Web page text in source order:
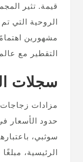
قيمة. تثير
الروحية التي
مشهورين
التقطير مع
سجلات
حدود الأسعار
سوثبي،